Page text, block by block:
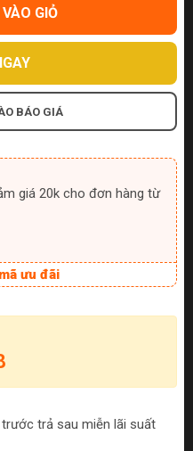
GIỎ
BÁO GIÁ
ưu đãi
trả sau miễn lãi suất